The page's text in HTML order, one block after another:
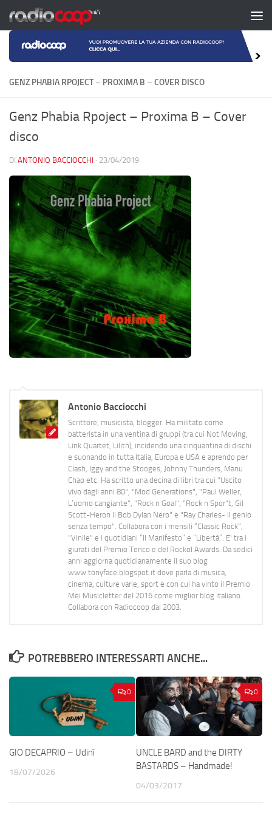
Salta al contenuto
GENZ PHABIA RPOJECT – PROXIMA B – COVER DISCO
Genz Phabia Rpoject – Proxima B – Cover
disco
DI ANTONIO BACCIOCCHI · 23/04/2019
Antonio Bacciocchi
Scrittore, musicista, blogger. Ha militato come
batterista in una ventina di gruppi (tra cui Not Moving,
Link Quartet, Lilith), incidendo una cinquantina di dischi
e suonando in tutta Italia, Europa e USA e aprendo per
Clash, Iggy and the Stooges, Johnny Thunders, Manu
Chao etc. Ha scritto una decina di libri tra cui "Uscito
vivo dagli anni 80", "Mod Generations", "Paul Weller,
L’uomo cangiante", "Rock n Goal", "Rock n Spor"t, Gil
Scott-Heron Il Bob Dylan Nero" e "Ray Charles- Il genio
senza tempo". Collabora con i mensili “Classic Rock”,
"Vinile" e i quotidiani “Il Manifesto” e “Libertà”. E' tra i
giurati del Premio Tenco e del Rockol Awards. Da sedici
anni aggiorna quotidianamente il suo blog
www.tonyface.blogspot.it dove parla di musica,
cinema, culture varie, sport e con cui ha vinto il Premio
Mei Musicletter del 2016 come miglior blog italiano.
Collabora con Radiocoop dal 2003.
POTREBBERO INTERESSARTI ANCHE...
0
GIO DECAPRIO – Udinì
18/07/2026
0
UNCLE BARD and the DIRTY
BASTARDS – Handmade!
04/03/2017